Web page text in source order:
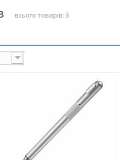
всього товарів: 3